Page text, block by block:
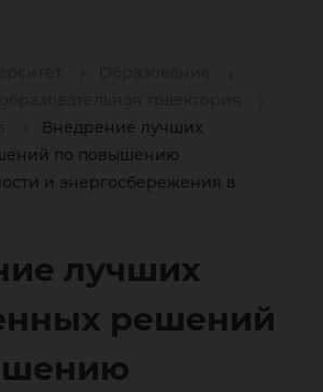
Внедрение лучших
по повышению
и энергосбережения в
лучших
решений